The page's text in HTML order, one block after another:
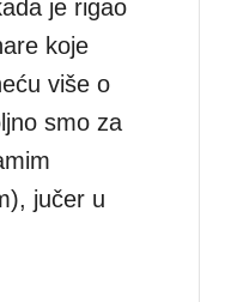
je rigao
koje
više o
smo za
jučer u